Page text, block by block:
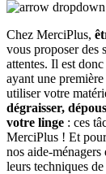
Chez MerciPlus,
vous proposer des
attentes. Il est
ayant une
utiliser votre
dégraisser,
votre linge : ces
MerciPlus ! Et
nos aide-
leurs techniques